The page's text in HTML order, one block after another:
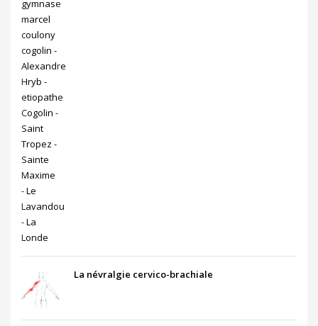
La névralgie cervico-brachiale